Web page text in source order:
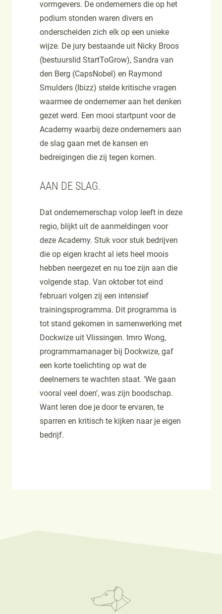
vormgevers. De ondernemers die op het
podium stonden waren divers en
onderscheiden zich elk op een unieke
wijze. De jury bestaande uit Nicky Broos
(bestuurslid StartToGrow), Sandra van
den Berg (CapsNobel) en Raymond
Smulders (Ibizz) stelde kritische vragen
waarmee de ondernemer aan het denken
gezet werd. Een mooi startpunt voor de
Academy waarbij deze ondernemers aan
de slag gaan met de kansen en
bedreigingen die zij tegen komen.
AAN DE SLAG.
Dat ondernemerschap volop leeft in deze
regio, blijkt uit de aanmeldingen voor
deze Academy. Stuk voor stuk bedrijven
die op eigen kracht al iets heel moois
hebben neergezet en nu toe zijn aan die
volgende stap. Van oktober tot eind
februari volgen zij een intensief
trainingsprogramma. Dit programma is
tot stand gekomen in samenwerking met
Dockwize uit Vlissingen. Imro Wong,
programmamanager bij Dockwize, gaf
een korte toelichting op wat de
deelnemers te wachten staat. ‘We gaan
vooral veel doen’, was zijn boodschap.
Want leren doe je door te ervaren, te
sparren en kritisch te kijken naar je eigen
bedrijf.